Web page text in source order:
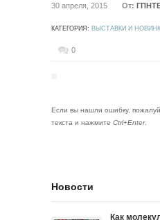
30 апреля, 2015 От:
КАТЕГОРИЯ: ВЫСТАВКИ И
0
Если вы нашли ошибку,
текста и нажмите Ctrl+Enter.
Новости
Как